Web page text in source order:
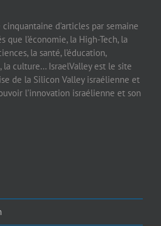
d’articles par semaine
que l’économie, la High-Tech, la
la santé, l’éducation,
la culture… IsraelValley est le site
de la Silicon Valley israélienne et
l’innovation israélienne et son